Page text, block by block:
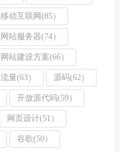
移动互联网(85）
网站服务器(74）
网站建设方案(66）
流量(63） 源码(62）
开放源代码(59）
网页设计(51）
谷歌(50）